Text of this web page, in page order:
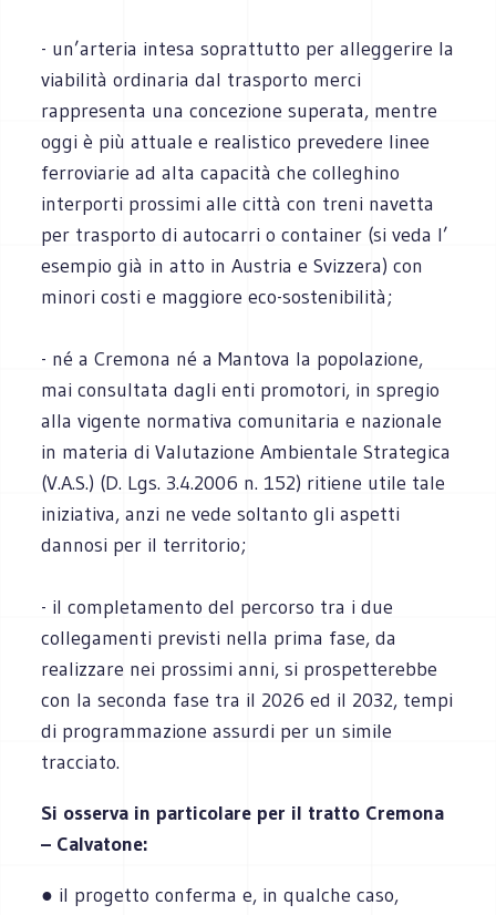
- un’arteria intesa soprattutto per alleggerire la
viabilità ordinaria dal trasporto merci
rappresenta una concezione superata, mentre
oggi è più attuale e realistico prevedere linee
ferroviarie ad alta capacità che colleghino
interporti prossimi alle città con treni navetta
per trasporto di autocarri o container (si veda l’
esempio già in atto in Austria e Svizzera) con
minori costi e maggiore eco-sostenibilità;
- né a Cremona né a Mantova la popolazione,
mai consultata dagli enti promotori, in spregio
alla vigente normativa comunitaria e nazionale
in materia di Valutazione Ambientale Strategica
(V.A.S.) (D. Lgs. 3.4.2006 n. 152) ritiene utile tale
iniziativa, anzi ne vede soltanto gli aspetti
dannosi per il territorio;
- il completamento del percorso tra i due
collegamenti previsti nella prima fase, da
realizzare nei prossimi anni, si prospetterebbe
con la seconda fase tra il 2026 ed il 2032, tempi
di programmazione assurdi per un simile
tracciato.
Si osserva in particolare per il tratto Cremona
– Calvatone:
● il progetto conferma e, in qualche caso,